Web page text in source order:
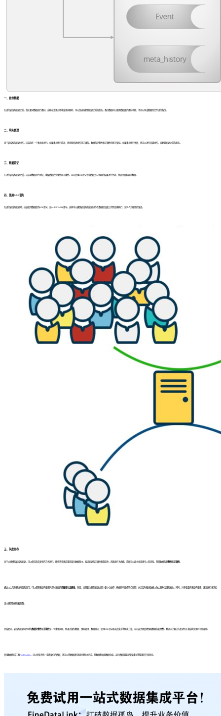
一、备份数据
在进行表结构变更之前，首先要对数据进行备份。这样在变更过程中出现问题时，可以快速恢复到变更之前的状态。备份数据可以使用数据库的备份功能，也可以导出数据为文件进行备份。
二、事务管理
对于表结构的变更操作，应该放在一个事务中进行。如果事务执行成功，则说明变更操作是正确的，数据的完整性和正确性得到了保证。如果事务执行失败，则可以进行回滚操作，恢复到变更之前的状态。
三、数据验证
在进行表结构变更之后，应该对数据进行验证，确保数据的完整性和正确性。可以使用SQL语句查询数据并与预期的结果进行比对，检查是否有异常数据。
四、使用DDL语句
在进行表结构变更时，应该使用数据库的DDL语句，如ALTERTABLE语句。这样可以确保表结构的变更操作在数据库层面上得到正确执行，减少人为操作的误差。
五、灰度发布
对于大规模的表结构变更，可以使用灰度发布的方式进行。即先将变更应用到部分数据集中，验证变更的正确性和稳定性，再逐步扩大规模。这样可以最小化变更引入的风险，保障数据的 完整性 和 正确性
通过以上几种解决方案的应用，可以保障表结构变更同步时数据的 完整性 和 正确性 。然而，也需要注意在变更过程中要小心操作，确保所有操作符合预期，并且及时备份数据以防止意外情况的发生。同时，对于重要的表结构变更，建议进行多次验
证以确保数据的 安全性
总结起来，表结构变更同步时的 数据完整性 和 正确性 是一个重要问题，但通过备份数据、事务管理、数据验证、使用DDL语句和灰度发布等解决方案，可以最大程度地保障数据的 安全性 。希望以上解决方案对您在表结构变更时有所帮助。
使用数据集成工具 FineDataLink ，可以转化不统一或质量低的数据，还可以将数据清洗和处理集中完成，将数据整合到数据仓库。减少数据连接和错误重试等繁琐的开发时间。